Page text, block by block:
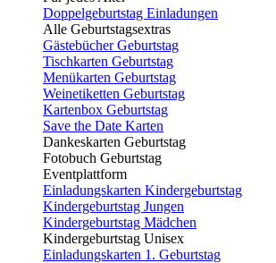
Doppelgeburtstag Einladungen
Alle Geburtstagsextras
Gästebücher Geburtstag
Tischkarten Geburtstag
Menükarten Geburtstag
Weinetiketten Geburtstag
Kartenbox Geburtstag
Save the Date Karten
Dankeskarten Geburtstag
Fotobuch Geburtstag
Eventplattform
Einladungskarten Kindergeburtstag
Kindergeburtstag Jungen
Kindergeburtstag Mädchen
Kindergeburtstag Unisex
Einladungskarten 1. Geburtstag